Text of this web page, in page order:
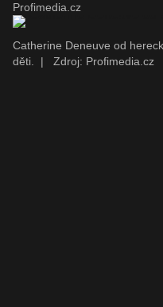
Profimedia.cz
Catherine Deneuve od
děti.
| Zdroj: Profimedia.cz